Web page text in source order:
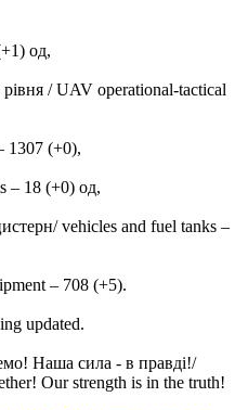
од,
/ UAV operational-tactical
1307 (+0),
‒ 18 (+0) од,
vehicles and fuel tanks –
‒ 708 (+5).
updated.
Наша сила - в правді!/
Our strength is in the truth!